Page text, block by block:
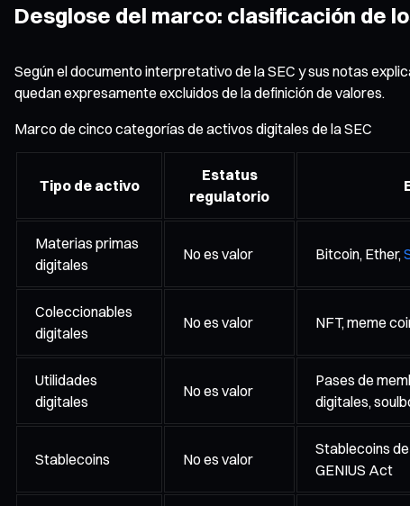
Desglose del marco: clasificación de
Según el documento interpretativo de la SEC y sus notas
quedan expresamente excluidos de la definición de valores.
Marco de cinco categorías de activos digitales de la SEC
Tipo de activo
Estatus
regulatorio
Materias primas
digitales
No es valor Bitcoin, Ether,
Coleccionables
digitales
No es valor NFT, meme
Utilidades
digitales
No es valor
Pases de
digitales,
Stablecoins No es valor
Stablecoins
GENIUS Act